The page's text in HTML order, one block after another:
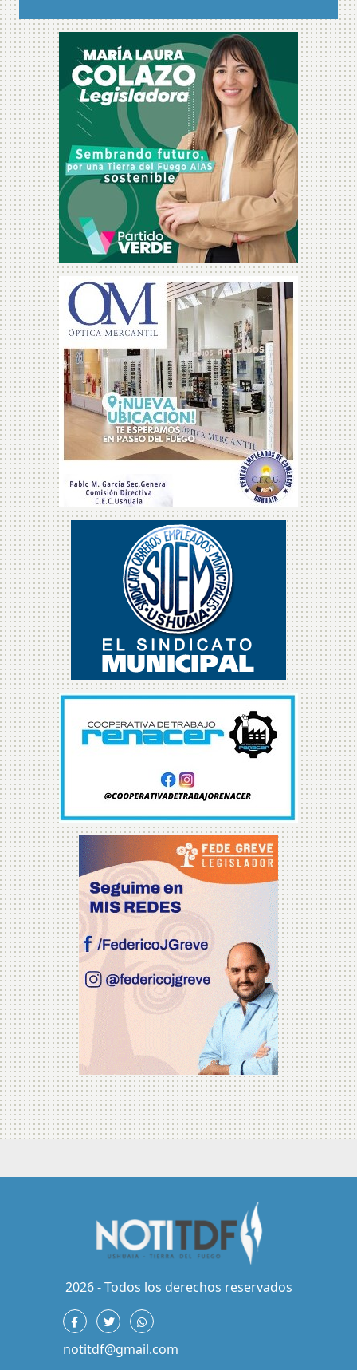
2026 - Todos los derechos reservados
notitdf@gmail.com